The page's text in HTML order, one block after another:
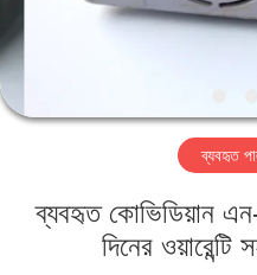
আমাদের
সম্বন্ধে
কারখানা
ব্যবহৃত
ব্যবহৃত কোভিডিয়ান
দিনের